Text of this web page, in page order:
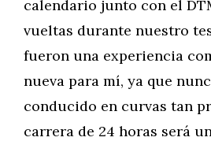
calendario junto con el
vueltas durante nuestro
fueron una experiencia
nueva para mí, ya que
conducido en curvas tan
carrera de 24 horas será